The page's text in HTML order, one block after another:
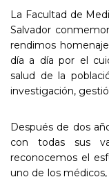
La Facultad de
Salvador
rendimos
día a día por el
salud de la
investigación,
Después de dos
con todas sus
reconocemos el
uno de los